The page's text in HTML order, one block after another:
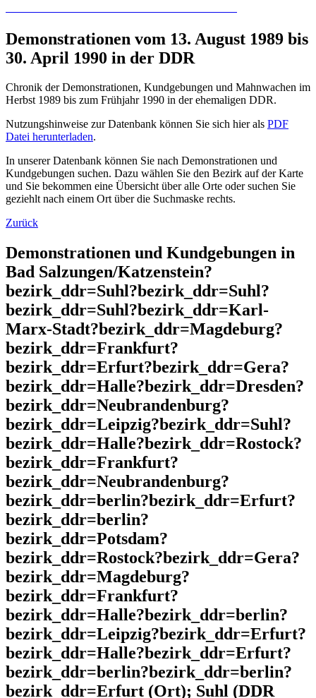
Demonstrationen vom 13. August 1989 bis
30. April 1990 in der DDR
Chronik der Demonstrationen, Kundgebungen und Mahnwachen im
Herbst 1989 bis zum Frühjahr 1990 in der ehemaligen DDR.
Nutzungshinweise zur Datenbank können Sie sich hier als PDF
Datei herunterladen.
In unserer Datenbank können Sie nach Demonstrationen und
Kundgebungen suchen. Dazu wählen Sie den Bezirk auf der Karte
und Sie bekommen eine Übersicht über alle Orte oder suchen Sie
geziehlt nach einem Ort über die Suchmaske rechts.
Zurück
Demonstrationen und Kundgebungen in
Bad Salzungen/Katzenstein?
bezirk_ddr=Suhl?bezirk_ddr=Suhl?
bezirk_ddr=Suhl?bezirk_ddr=Karl-
Marx-Stadt?bezirk_ddr=Magdeburg?
bezirk_ddr=Frankfurt?
bezirk_ddr=Erfurt?bezirk_ddr=Gera?
bezirk_ddr=Halle?bezirk_ddr=Dresden?
bezirk_ddr=Neubrandenburg?
bezirk_ddr=Leipzig?bezirk_ddr=Suhl?
bezirk_ddr=Halle?bezirk_ddr=Rostock?
bezirk_ddr=Frankfurt?
bezirk_ddr=Neubrandenburg?
bezirk_ddr=berlin?bezirk_ddr=Erfurt?
bezirk_ddr=berlin?
bezirk_ddr=Potsdam?
bezirk_ddr=Rostock?bezirk_ddr=Gera?
bezirk_ddr=Magdeburg?
bezirk_ddr=Frankfurt?
bezirk_ddr=Halle?bezirk_ddr=berlin?
bezirk_ddr=Leipzig?bezirk_ddr=Erfurt?
bezirk_ddr=Halle?bezirk_ddr=Erfurt?
bezirk_ddr=berlin?bezirk_ddr=berlin?
bezirk_ddr=Erfurt (Ort); Suhl (DDR